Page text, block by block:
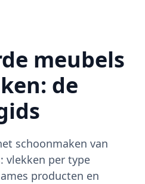
meubels
de
schoonmaken van
vlekken per type
producten en